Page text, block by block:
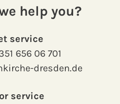
help you?
service
656 06 701
dresden.de
service